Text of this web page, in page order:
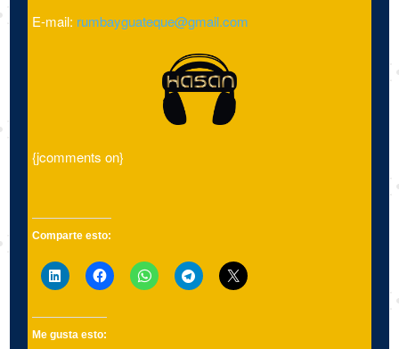
E-mail: rumbayguateque@gmail.com
{jcomments on}
Comparte esto:
Me gusta esto: